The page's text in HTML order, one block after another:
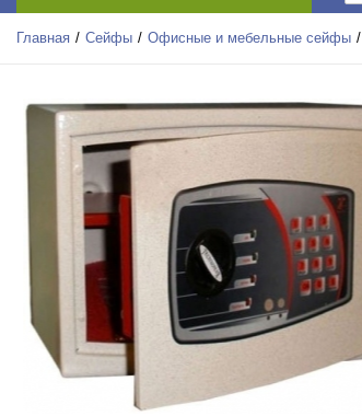
Главная Сейфы Офисные и мебельные сейфы